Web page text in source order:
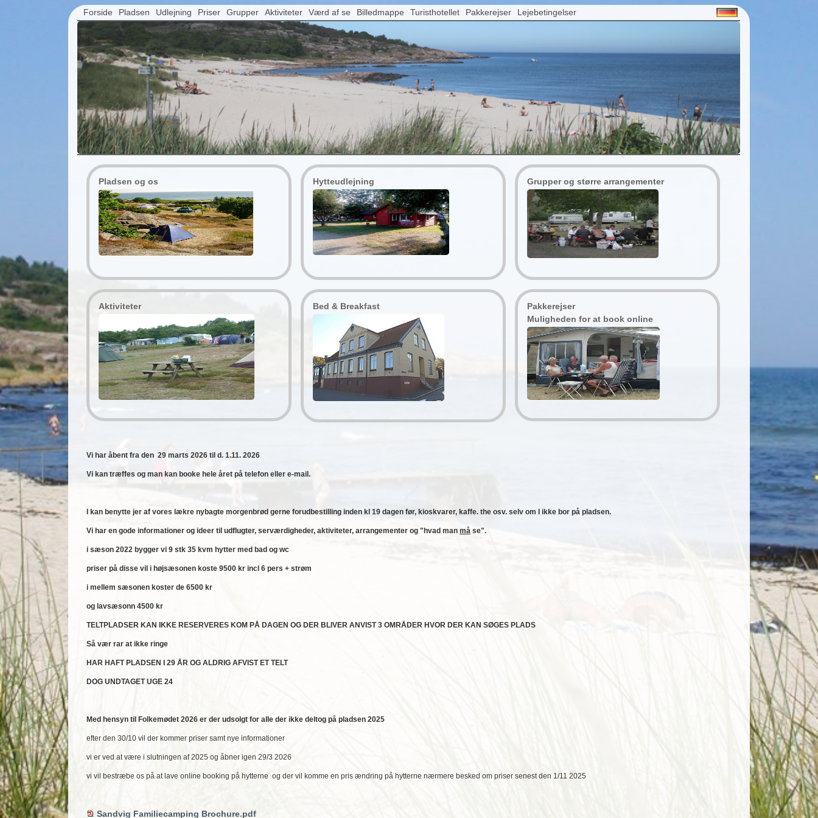
Forside Pladsen Udlejning Priser Grupper Aktiviteter Værd af se Billedmappe Turisthotellet Pakkerejser Lejebetingelser
Pladsen og os Hytteudlejning Grupper og større arrangementer
Aktiviteter Bed & Breakfast
Pakkerejser
Muligheden for at book online
Vi har åbent fra den 29 marts 2026 til d. 1.11. 2026
Vi kan træffes og man kan booke hele året på telefon eller e-mail.
I kan benytte jer af vores lækre nybagte morgenbrød gerne forudbestilling inden kl 19 dagen før, kioskvarer, kaffe. the osv. selv om I ikke bor på pladsen.
Vi har en gode informationer og ideer til udflugter, serværdigheder, aktiviteter, arrangementer og "hvad man må se".
i sæson 2022 bygger vi 9 stk 35 kvm hytter med bad og wc
priser på disse vil i højsæsonen koste 9500 kr incl 6 pers + strøm
i mellem sæsonen koster de 6500 kr
og lavsæsonn 4500 kr
TELTPLADSER KAN IKKE RESERVERES KOM PÅ DAGEN OG DER BLIVER ANVIST 3 OMRÅDER HVOR DER KAN SØGES PLADS
Så vær rar at ikke ringe
HAR HAFT PLADSEN I 29 ÅR OG ALDRIG AFVIST ET TELT
DOG UNDTAGET UGE 24
Med hensyn til Folkemødet 2026 er der udsolgt for alle der ikke deltog på pladsen 2025
efter den 30/10 vil der kommer priser samt nye informationer
vi er ved at være i slutningen af 2025 og åbner igen 29/3 2026
vi vil bestræbe os på at lave online booking på hytterne og der vil komme en pris ændring på hytterne nærmere besked om priser senest den 1/11 2025
Sandvig Familiecamping Brochure.pdf